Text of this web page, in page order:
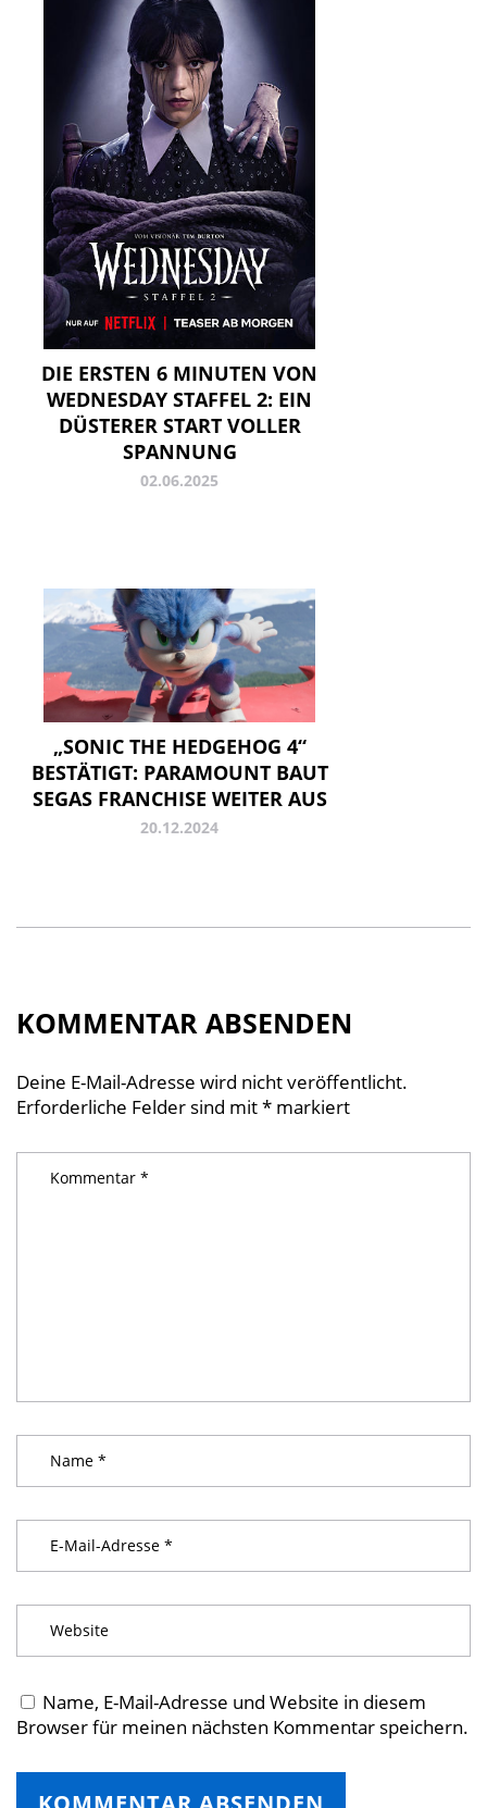
DIE ERSTEN 6 MINUTEN VON
WEDNESDAY STAFFEL 2: EIN
DÜSTERER START VOLLER
SPANNUNG
02.06.2025
„SONIC THE HEDGEHOG 4“
BESTÄTIGT: PARAMOUNT BAUT
SEGAS FRANCHISE WEITER AUS
20.12.2024
KOMMENTAR ABSENDEN
Deine E-Mail-Adresse wird nicht veröffentlicht.
Erforderliche Felder sind mit* markiert
Name, E-Mail-Adresse und Website in diesem
Browser für meinen nächsten Kommentar speichern.